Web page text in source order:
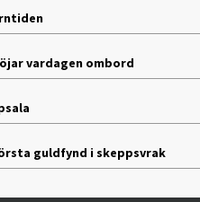
vardagen ombord
guldfynd i skeppsvrak